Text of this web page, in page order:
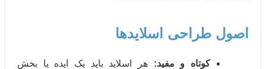
اسلایدها
کوتاه و مفید:هر اسلاید باید یک ایده یا بخش